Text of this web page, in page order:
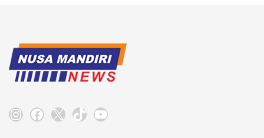
Instagram
Facebook
X TikTokYouTube